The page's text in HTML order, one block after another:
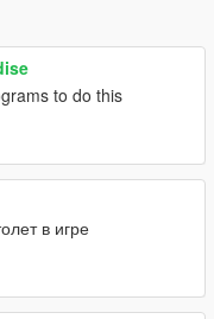
to do this
в игре